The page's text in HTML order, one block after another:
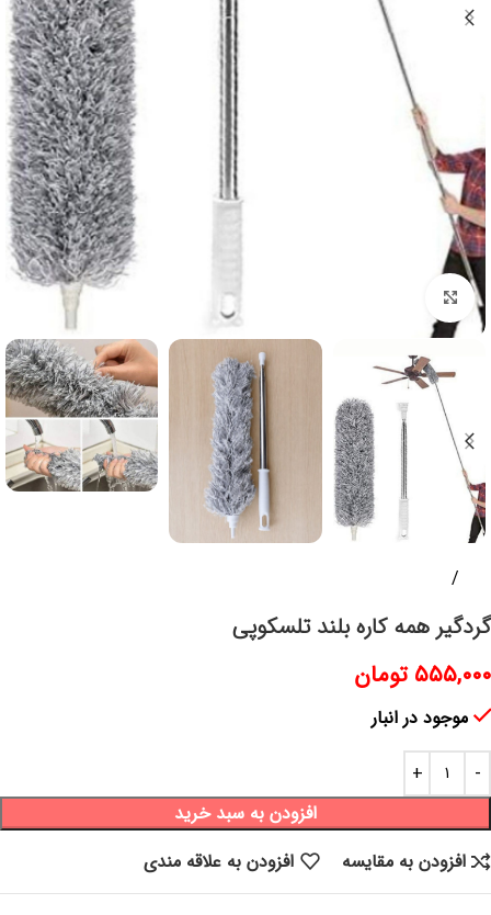
گردگیر همه کاره بلند تلسکوپی
۵۵۵,۰۰۰ تومان
موجود در انبار
افزودن به سبد خرید
افزودن به مقایسه
افزودن به علاقه مندی